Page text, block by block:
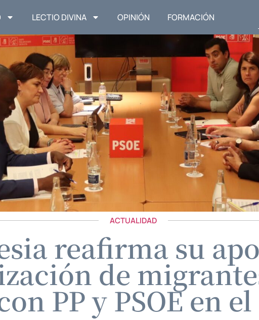
LECTIO DIVINA OPINIÓN FORMACIÓN
ACTUALIDAD
reafirma su
de
PP y PSOE en